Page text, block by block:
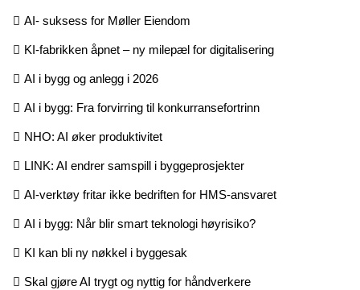
AI- suksess for Møller Eiendom
KI-fabrikken åpnet – ny milepæl for digitalisering
AI i bygg og anlegg i 2026
AI i bygg: Fra forvirring til konkurransefortrinn
NHO: AI øker produktivitet
LINK: AI endrer samspill i byggeprosjekter
AI-verktøy fritar ikke bedriften for HMS-ansvaret
AI i bygg: Når blir smart teknologi høyrisiko?
KI kan bli ny nøkkel i byggesak
Skal gjøre AI trygt og nyttig for håndverkere